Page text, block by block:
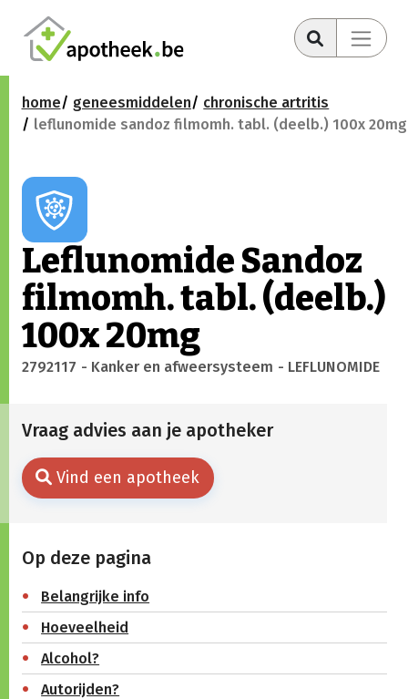
home geneesmiddelen
chronische artritis
leflunomide sandoz filmomh. tabl. (deelb.) 100x 20mg
Leflunomide Sandoz
filmomh. tabl. (deelb.)
100x 20mg
2792117 - Kanker en afweersysteem - LEFLUNOMIDE
Vraag advies aan je apotheker
Vind een apotheek
Op deze pagina
Belangrijke info
Hoeveelheid
Alcohol?
Autorijden?